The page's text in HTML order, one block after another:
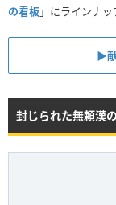
の看板」にラインナッ
▶︎
封じられた無頼漢